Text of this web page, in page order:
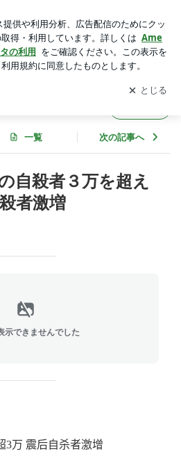
ブログの更新通知
を受け取りまし
開く
一覧 次の記事へ
自殺者３万を超え
者激増
示できませんでした
3万 震后自杀者激增